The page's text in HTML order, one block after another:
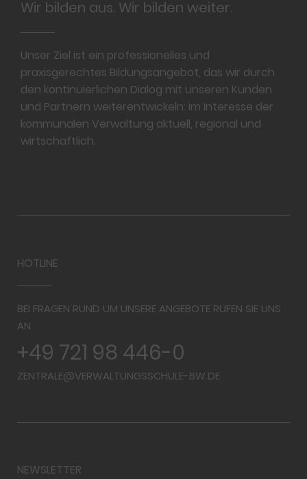
Wir bilden aus. Wir bilden weiter.
Unser Ziel ist ein professionelles und
praxisgerechtes Bildungsangebot, das wir durch
den kontinuierlichen Dialog mit unseren Kunden
und Partnern weiterentwickeln: im Interesse der
kommunalen Verwaltung aktuell, regional und
wirtschaftlich.
HOTLINE
BEI FRAGEN RUND UM UNSERE ANGEBOTE RUFEN SIE UNS
AN
+49 721 98 446-0
ZENTRALE@VERWALTUNGSSCHULE-BW.DE
NEWSLETTER